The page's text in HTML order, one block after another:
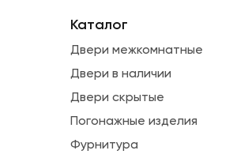
Каталог
Двери межкомнатные
Двери в наличии
Двери скрытые
Погонажные изделия
Фурнитура